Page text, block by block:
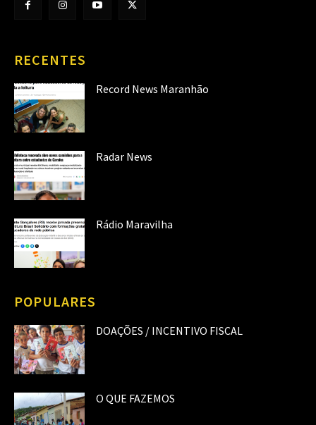
RECENTES
Record News Maranhão
Radar News
Rádio Maravilha
POPULARES
DOAÇÕES / INCENTIVO FISCAL
O QUE FAZEMOS